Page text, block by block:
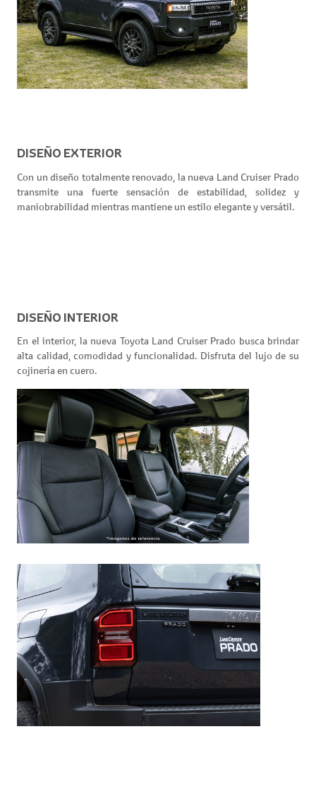
DISEÑO EXTERIOR
Con un diseño totalmente renovado, la nueva Land Cruiser Prado
transmite una fuerte sensación de estabilidad, solidez y
maniobrabilidad mientras mantiene un estilo elegante y versátil.
DISEÑO INTERIOR
En el interior, la nueva Toyota Land Cruiser Prado busca brindar
alta calidad, comodidad y funcionalidad. Disfruta del lujo de su
cojinería en cuero.